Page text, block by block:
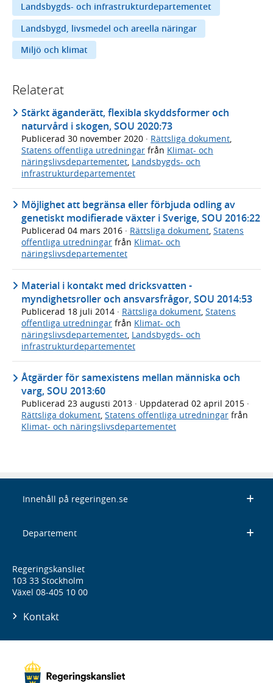
Landsbygds- och infrastrukturdepartementet
Landsbygd, livsmedel och areella näringar
Miljö och klimat
Relaterat
Stärkt äganderätt, flexibla skyddsformer och
naturvård i skogen, SOU 2020:73
Publicerad 30 november 2020 · Rättsliga dokument
Statens offentliga utredningar från Klimat- och
näringslivsdepartementet Landsbygds- och
infrastrukturdepartementet
Möjlighet att begränsa eller förbjuda odling av
genetiskt modifierade växter i Sverige, SOU 2016:22
Publicerad 04 mars 2016 · Rättsliga dokument, Statens
offentliga utredningar från Klimat- och
näringslivsdepartementet
Material i kontakt med dricksvatten -
myndighetsroller och ansvarsfrågor, SOU 2014:53
Publicerad 18 juli 2014 · Rättsliga dokument, Statens
offentliga utredningar från Klimat- och
näringslivsdepartementet, Landsbygds- och
infrastrukturdepartementet
Åtgärder för samexistens mellan människa och
varg, SOU 2013:60
Publicerad 23 augusti 2013 · Uppdaterad 02 april 2015 ·
Rättsliga dokument, Statens offentliga utredningar från
Klimat- och näringslivsdepartementet
Innehåll på regeringen.se
Departement
Regeringskansliet
103 33 Stockholm
Växel 08-405 10 00
Kontakt